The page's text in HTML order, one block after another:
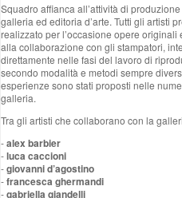
Squadro affianca all’attività di
galleria ed editoria d’arte. Tutti gli artisti
realizzato per l’occasione opere
alla collaborazione con gli stampatori,
direttamente nelle fasi del lavoro di
secondo modalità e metodi sempre
esperienze sono stati proposti nelle
galleria.
Tra gli artisti che collaborano con la
-alex barbier
-luca caccioni
-giovanni d’agostino
-francesca ghermandi
-gabriella giandelli